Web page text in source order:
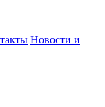
Новости и